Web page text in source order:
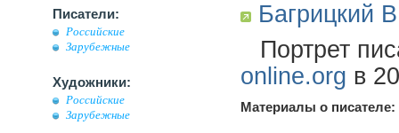
Писатели:
Российские
Зарубежные
Художники:
Российские
Зарубежные
Багрицкий
Портрет
online.org в
Материалы о писателе: